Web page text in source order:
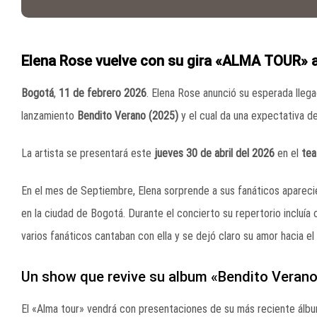
Elena Rose vuelve con su gira «ALMA TOUR»
Bogotá, 11 de febrero 2026. Elena Rose anunció su esperada
lanzamiento Bendito Verano (2025) y el cual da una expectativa
La artista se presentará este jueves 30 de abril del 2026 en el
En el mes de Septiembre, Elena sorprende a sus fanáticos
en la ciudad de Bogotá. Durante el concierto su repertorio incluía
varios fanáticos cantaban con ella y se dejó claro su amor hacia
Un show que revive su album «Bendito
El «Alma tour» vendrá con presentaciones de su más reciente